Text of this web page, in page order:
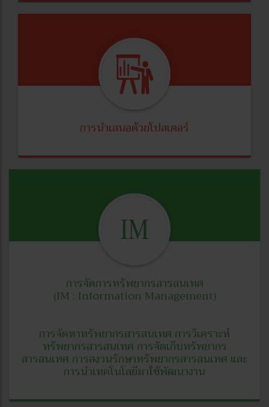
การนำเสนอด้วยโปสเตอร์
การจัดการทรัพยากรสารสนเทศ
(IM : Information Management)
การจัดหาทรัพยากรสารสนเทศ การวิเคราะห์
ทรัพยากรสารสนเทศ การจัดเก็บทรัพยากร
สารสนเทศ การสงวนรักษาทรัพยากรสารสนเทศ และ
การนำเทคโนโลยีมาใช้พัฒนางาน